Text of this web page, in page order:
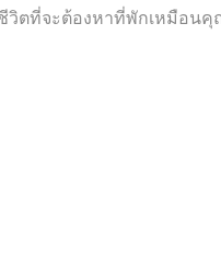
วิตที่จะต้องหาที่พักเหมือน